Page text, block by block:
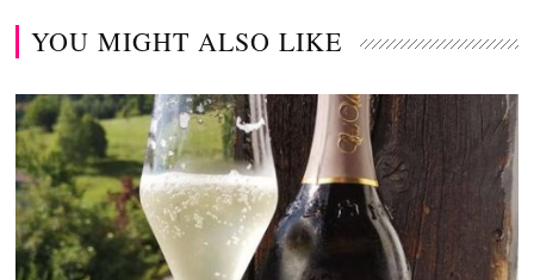
YOU MIGHT ALSO LIKE